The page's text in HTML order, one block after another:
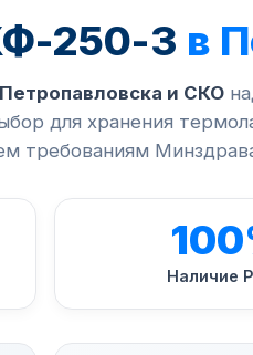
250-3 в
Петропавловска и СКО
для хранения
требованиям
Наличие